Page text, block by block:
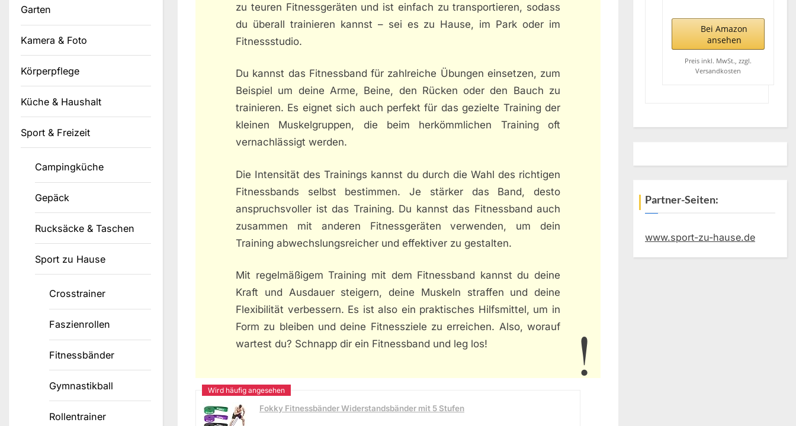
zu teuren Fitnessgeräten und ist einfach zu transportieren, sodass
du überall trainieren kannst – sei es zu Hause, im Park oder im
Fitnessstudio.
Du kannst das Fitnessband für zahlreiche Übungen einsetzen, zum
Beispiel um deine Arme, Beine, den Rücken oder den Bauch zu
trainieren. Es eignet sich auch perfekt für das gezielte Training der
kleinen Muskelgruppen, die beim herkömmlichen Training oft
vernachlässigt werden.
Die Intensität des Trainings kannst du durch die Wahl des richtigen
Fitnessbands selbst bestimmen. Je stärker das Band, desto
anspruchsvoller ist das Training. Du kannst das Fitnessband auch
zusammen mit anderen Fitnessgeräten verwenden, um dein
Training abwechslungsreicher und effektiver zu gestalten.
Mit regelmäßigem Training mit dem Fitnessband kannst du deine
Kraft und Ausdauer steigern, deine Muskeln straffen und deine
Flexibilität verbessern. Es ist also ein praktisches Hilfsmittel, um in
Form zu bleiben und deine Fitnessziele zu erreichen. Also, worauf
wartest du? Schnapp dir ein Fitnessband und leg los!
Fokky Fitnessbänder Widerstandsbänder mit 5 Stufen
Garten
Kamera & Foto
Körperpflege
Küche & Haushalt
Sport & Freizeit
Campingküche
Gepäck
Rucksäcke & Taschen
Sport zu Hause
Crosstrainer
Faszienrollen
Fitnessbänder
Gymnastikball
Rollentrainer
4
Widerstandsstufen,
Gymnastikband
Terraband mit
Tragetasche &
Übungsanleitung
Bei Amazon
ansehen
Preis inkl. MwSt., zzgl.
Versandkosten
Partner-Seiten:
www.sport-zu-hause.de